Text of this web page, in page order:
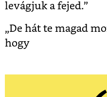
levágjuk a fejed.”
„De hát te magad
hogy